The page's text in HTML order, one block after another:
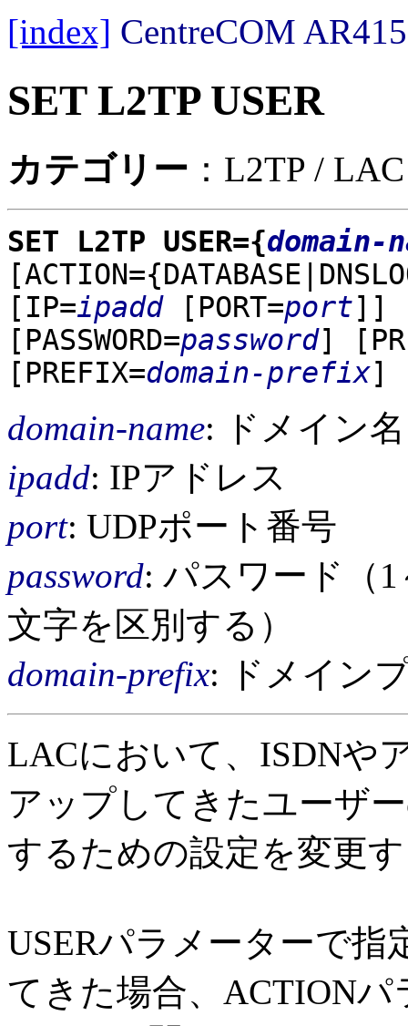
[index] CentreCOM
SET L2TP USER
カテゴリー ：L2TP / LAC
SET L2TP USER={domain-
[IP=ipadd[PORT=port]]
[PASSWORD=password]
[PREFIX=domain-prefix]
domain-name: ドメイン名
ipadd: IPアドレス
port: UDPポート番号
password: パスワード（
文字を区別する）
domain-prefix: ドメイン
LACにおいて、ISDNや
アップしてきたユーザ
するための設定を変更
USERパラメーターで指
てきた場合、ACTION